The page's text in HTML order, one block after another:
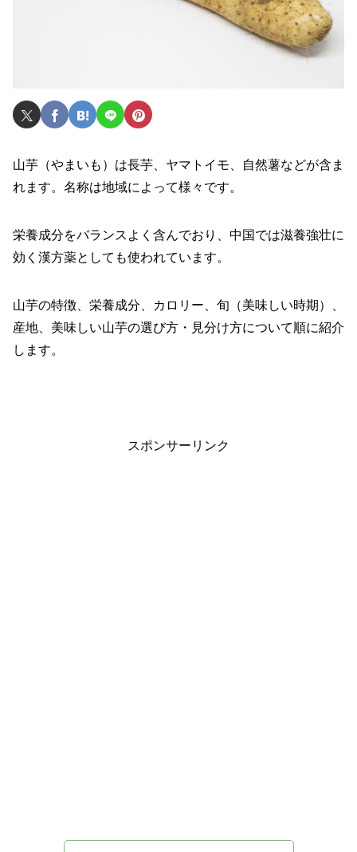
山芋（やまいも）は長芋、ヤマトイモ、自然薯などが含ま
れます。名称は地域によって様々です。
栄養成分をバランスよく含んでおり、中国では滋養強壮に
効く漢方薬としても使われています。
山芋の特徴、栄養成分、カロリー、旬（美味しい時期）、
産地、美味しい山芋の選び方・見分け方について順に紹介
します。
スポンサーリンク